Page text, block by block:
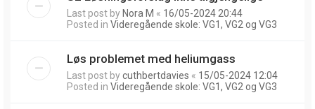
Last post by Nora M « 16/05-2024 20:44
Posted in Videregående skole: VG1, VG2 og VG3
Løs problemet med heliumgass
Last post bycuthbertdavies « 15/05-2024 12:04
Posted in Videregående skole: VG1, VG2 og VG3